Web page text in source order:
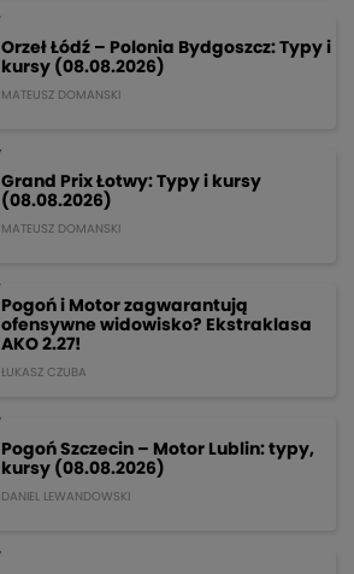
Orzeł Łódź – Polonia Bydgoszcz: Typy i
kursy (08.08.2026)
MATEUSZ DOMANSKI
Grand Prix Łotwy: Typy i kursy
(08.08.2026)
MATEUSZ DOMANSKI
Pogoń i Motor zagwarantują
ofensywne widowisko? Ekstraklasa
AKO 2.27!
ŁUKASZ CZUBA
Pogoń Szczecin – Motor Lublin: typy,
kursy (08.08.2026)
DANIEL LEWANDOWSKI